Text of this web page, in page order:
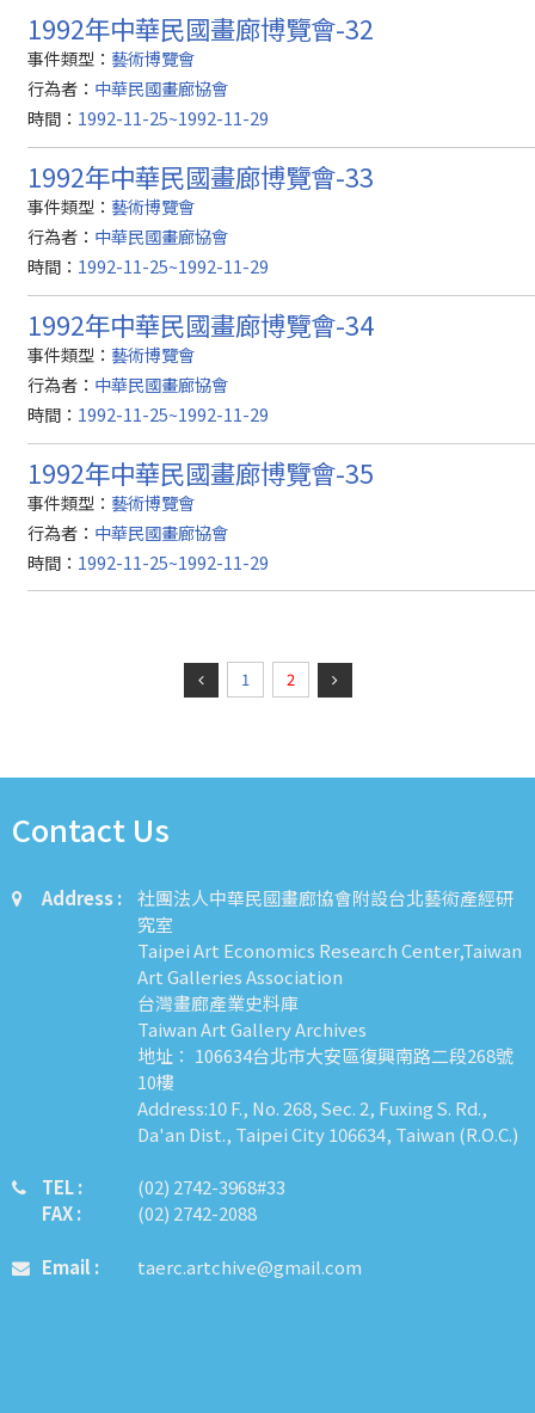
1992年中華民國畫廊博覽會-32
事件類型： 藝術博覽會
行為者： 中華民國畫廊協會
時間： 1992-11-25~1992-11-29
1992年中華民國畫廊博覽會-33
事件類型： 藝術博覽會
行為者： 中華民國畫廊協會
時間： 1992-11-25~1992-11-29
1992年中華民國畫廊博覽會-34
事件類型： 藝術博覽會
行為者： 中華民國畫廊協會
時間： 1992-11-25~1992-11-29
1992年中華民國畫廊博覽會-35
事件類型： 藝術博覽會
行為者： 中華民國畫廊協會
時間： 1992-11-25~1992-11-29
1 2
Contact Us
Address :
社團法人中華民國畫廊協會附設台北藝術產經研
究室
Taipei Art Economics Research Center,Taiwan
Art Galleries Association
台灣畫廊產業史料庫
Taiwan Art Gallery Archives
地址： 106634台北市大安區復興南路二段268號
10樓
Address:10 F., No. 268, Sec. 2, Fuxing S. Rd.,
Da'an Dist., Taipei City 106634, Taiwan (R.O.C.)
TEL :
FAX :
​​​​(02) 2742-3968#33
(02) 2742-2088
Email : taerc.artchive@gmail.com